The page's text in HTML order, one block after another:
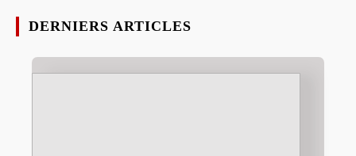
DERNIERS ARTICLES